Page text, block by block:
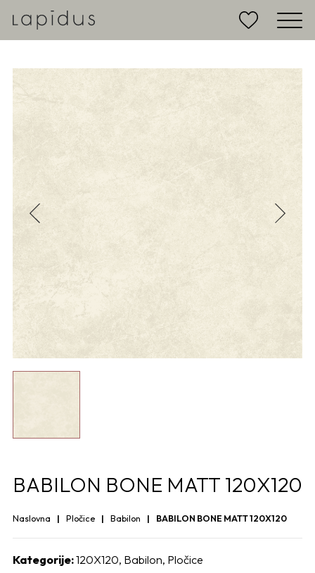
BABILON BONE MATT 120X120
Naslovna Pločice Babilon BABILON BONE MATT 120X120
Kategorije:120X120, Babilon, Pločice